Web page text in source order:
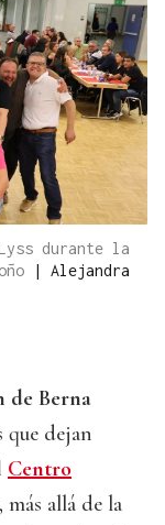
durante la
| Alejandra
de Berna
que dejan
Centro
allá de la